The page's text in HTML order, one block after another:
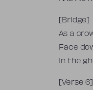
[Bridge]
As a
Face
In the
[Verse 6]